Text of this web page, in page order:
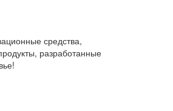
средства,
разработанные